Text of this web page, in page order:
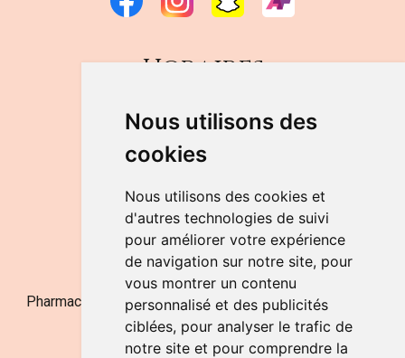
Nous utilisons des
cookies
Nous utilisons des cookies et
d'autres technologies de suivi
pour améliorer votre expérience
de navigation sur notre site, pour
vous montrer un contenu
personnalisé et des publicités
ciblées, pour analyser le trafic de
notre site et pour comprendre la
Horaires
DU LUNDI AU VENDREDI
de 9h à 12h30 et de 14h à 18h
LE SAMEDI
de 9h à 12h30
NOUS CONTACTER
Pharmacie Jufarma - Fatima Abachra - APB 521704 - N°
Entreprise BE0882-700-592